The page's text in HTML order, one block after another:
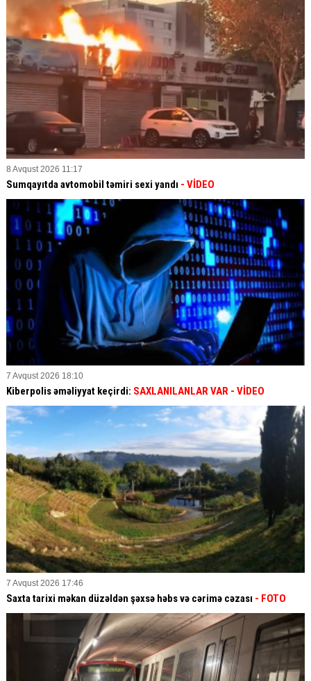
8 Avqust 2026 11:17
Sumqayıtda avtomobil təmiri sexi yandı - VİDEO
7 Avqust 2026 18:10
Kiberpolis əməliyyat keçirdi: SAXLANILANLAR VAR - VİDEO
7 Avqust 2026 17:46
Saxta tarixi məkan düzəldən şəxsə həbs və cərimə cəzası - FOTO